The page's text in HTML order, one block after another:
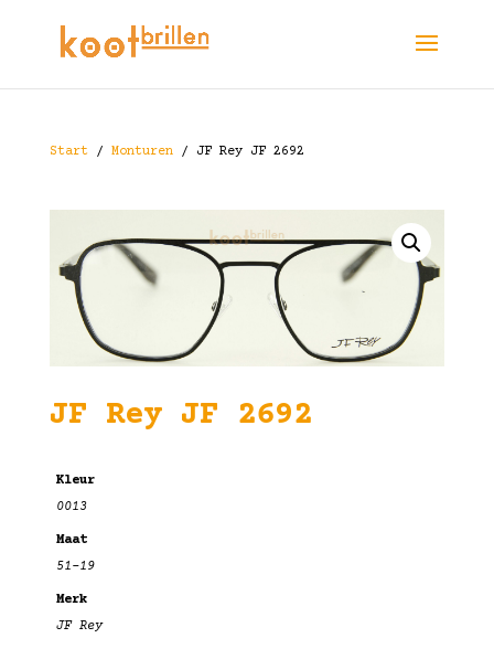
Start/ Monturen/ JF Rey JF 2692
JF Rey JF 2692
Kleur
0013
Maat
51-19
Merk
JF Rey